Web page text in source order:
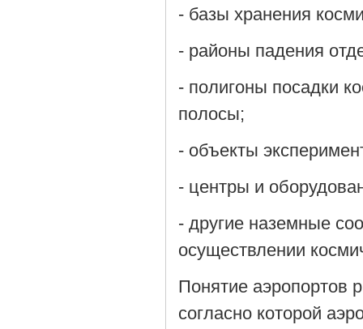
- базы хранения
- районы падения
- полигоны посадки
полосы;
- объекты
- центры и
- другие наземные
осуществлении
Понятие аэропортов
согласно которой